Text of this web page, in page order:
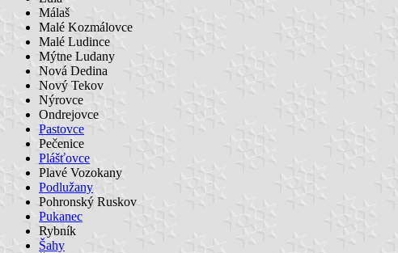
Málaš
Malé Kozmálovce
Malé Ludince
Mýtne Ludany
Nová Dedina
Nový Tekov
Nýrovce
Ondrejovce
Pastovce
Pečenice
Plášťovce
Plavé Vozokany
Podlužany
Pohronský Ruskov
Pukanec
Rybník
Šahy